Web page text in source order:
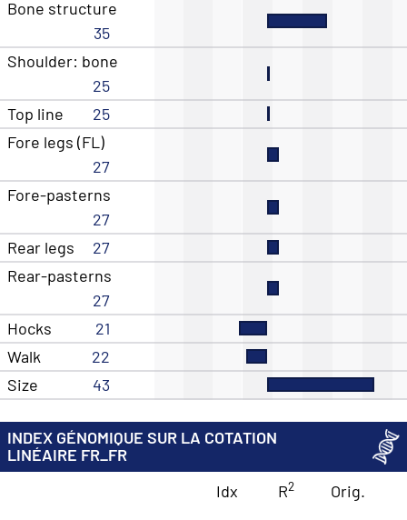
Bone structure
35
Shoulder: bone
25
Top line
25
Fore legs (FL)
27
Fore-pasterns
27
Rear legs
27
Rear-pasterns
27
Hocks
21
Walk
22
Size
43
INDEX GÉNOMIQUE SUR LA COTATION
LINÉAIRE FR_FR
Idx
R2 Orig.